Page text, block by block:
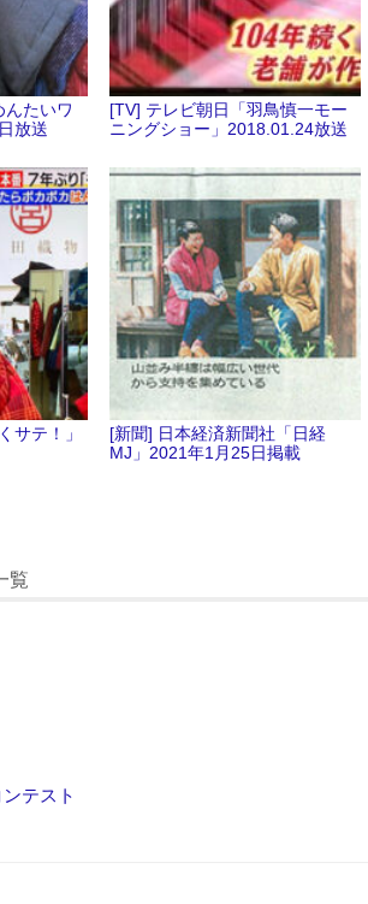
んたいワ
放送
[TV] テレビ朝日「羽鳥慎一モー
ニングショー」2018.01.24放送
サテ！」
[新聞] 日本経済新聞社「日経
MJ」2021年1月25日掲載
覧
テスト